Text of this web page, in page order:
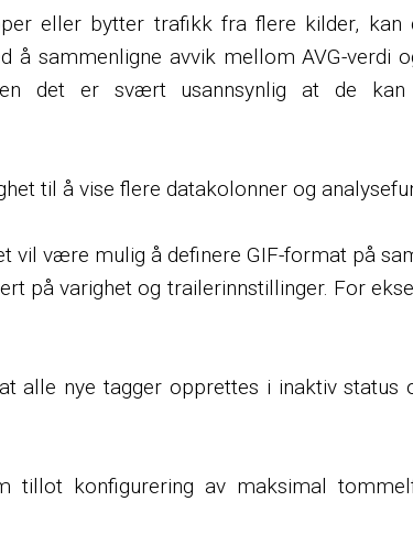
eller bytter trafikk fra flere kilder,
å sammenligne avvik mellom AVG-verdi
det er svært usannsynlig at de
til å vise flere datakolonner og
vil være mulig å definere GIF-format på
på varighet og trailerinnstillinger. For
alle nye tagger opprettes i inaktiv status
tillot konfigurering av maksimal